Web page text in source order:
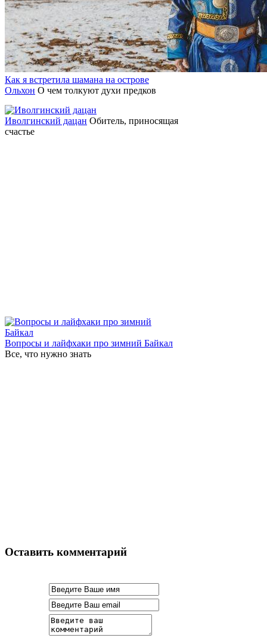
Как я встретила шамана на острове
Ольхон О чем толкуют духи предков
Иволгинский дацан Обитель, приносящая
счастье
Вопросы и лайфхаки про зимний Байкал
Все, что нужно знать
Оставить комментарий